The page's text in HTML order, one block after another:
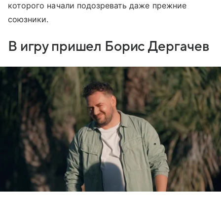
которого начали подозревать даже прежние
союзники.
В игру пришел Борис Дергачев